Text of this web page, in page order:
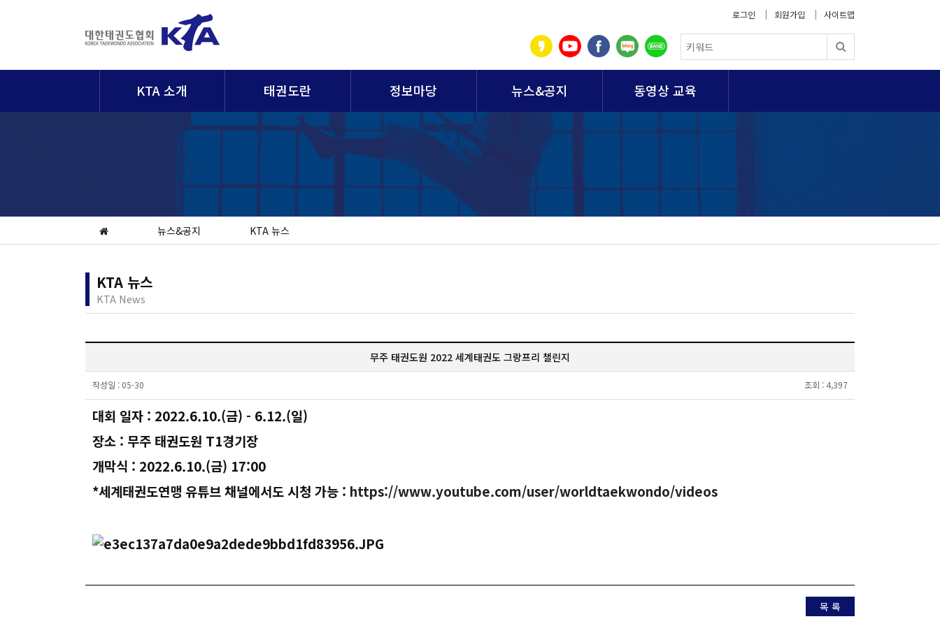
로그인 회원가입 사이트맵
KTA 소개 태권도란 정보마당 뉴스&공지 동영상 교육
뉴스&공지 KTA 뉴스
KTA 뉴스
KTA News
무주 태권도원 2022 세계태권도 그랑프리 챌린지
작성일 : 05-30 조회 : 4,397
대회 일자 : 2022.6.10.(금) - 6.12.(일)
장소 : 무주 태권도원 T1경기장
개막식 : 2022.6.10.(금) 17:00
*세계태권도연맹 유튜브 채널에서도 시청 가능 : https://www.youtube.com/user/worldtaekwondo/videos
목 록